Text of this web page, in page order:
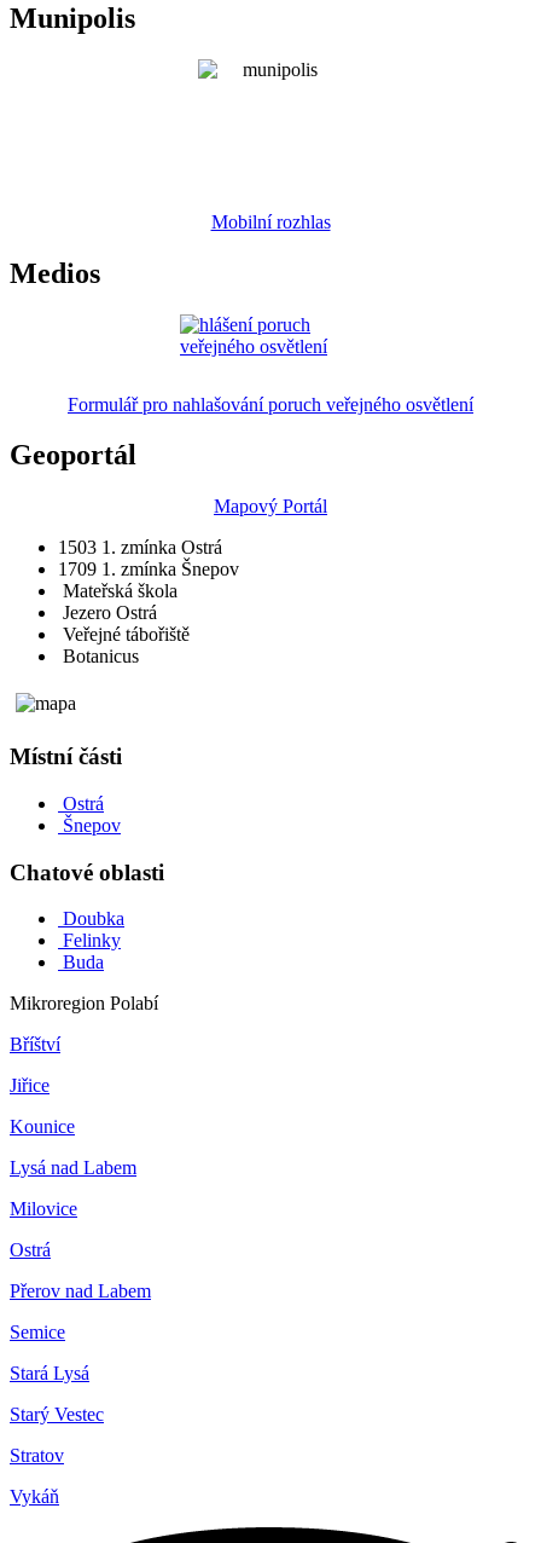
Munipolis
Mobilní rozhlas
Medios
Formulář pro nahlašování poruch veřejného osvětlení
Geoportál
Mapový Portál
1503 1. zmínka Ostrá
1709 1. zmínka Šnepov
Mateřská škola
Jezero Ostrá
Veřejné tábořiště
Botanicus
Místní části
Ostrá
Šnepov
Chatové oblasti
Doubka
Felinky
Buda
Mikroregion Polabí
Bříštví
Jiřice
Kounice
Lysá nad Labem
Milovice
Ostrá
Přerov nad Labem
Semice
Stará Lysá
Starý Vestec
Stratov
Vykáň